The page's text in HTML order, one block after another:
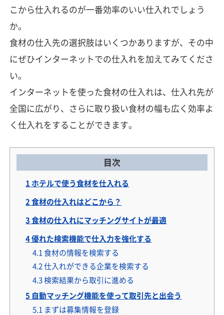
こから仕入れるのが一番効率のいい仕入れでしょう
か。
食材の仕入先の選択肢はいくつかありますが、その中
にぜひインターネットでの仕入れを加えてみてくださ
い。
インターネットを使った食材の仕入れは、仕入れ先が
全国に広がり、さらに取り扱い食材の幅も広く効率よ
く仕入れをすることができます。
目次
1 ホテルで使う食材を仕入れる
2食材の仕入れはどこから？
3食材の仕入れにマッチングサイトが最適
4優れた検索機能で仕入力を強化する
4.1 食材の情報を検索する
4.2仕入れができる企業を検索する
4.3検索結果から取引に進める
5 自動マッチング機能を使って取引先と出会う
5.1 まずは募集情報を登録